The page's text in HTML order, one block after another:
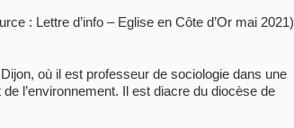
: Lettre d’info – Eglise en Côte d’Or mai 2021)
où il est professeur de sociologie dans une
l’environnement. Il est diacre du diocèse de